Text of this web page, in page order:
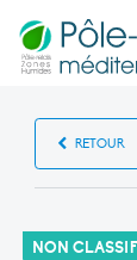
RETOUR
NON